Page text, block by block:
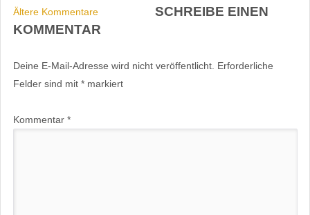
COMMENT
NAVIGATION
Ältere Kommentare
SCHREIBE EINEN
KOMMENTAR
Deine E-Mail-Adresse wird nicht veröffentlicht. Erforderliche
Felder sind mit *markiert
Kommentar *